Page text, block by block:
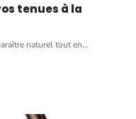
tenues à la
naturel tout en…